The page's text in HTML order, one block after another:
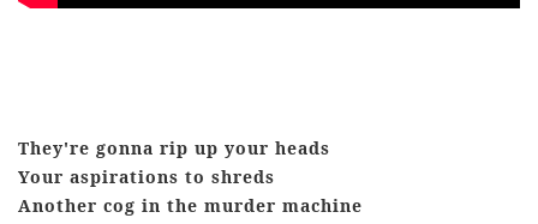
They're gonna rip up your heads
Your aspirations to shreds
Another cog in the murder machine